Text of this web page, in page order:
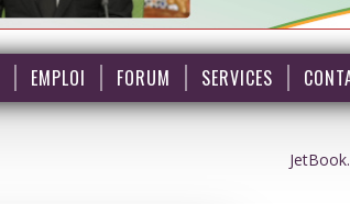
EMPLOI FORUM SERVICES